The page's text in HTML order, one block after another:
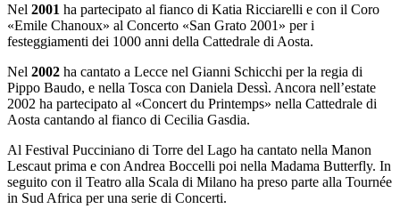
Nel 2001 ha partecipato al fianco di Katia Ricciarelli e con il Coro
«Emile Chanoux» al Concerto «San Grato 2001» per i
festeggiamenti dei 1000 anni della Cattedrale di Aosta.
Nel 2002 ha cantato a Lecce nel Gianni Schicchi per la regia di
Pippo Baudo, e nella Tosca con Daniela Dessì. Ancora nell’estate
2002 ha partecipato al «Concert du Printemps» nella Cattedrale di
Aosta cantando al fianco di Cecilia Gasdia.
Al Festival Pucciniano di Torre del Lago ha cantato nella Manon
Lescaut prima e con Andrea Boccelli poi nella Madama Butterfly. In
seguito con il Teatro alla Scala di Milano ha preso parte alla Tournée
in Sud Africa per una serie di Concerti.